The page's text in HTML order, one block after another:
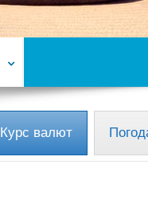
Курс валют